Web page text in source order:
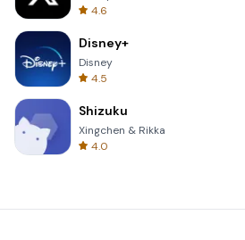
4.6
Disney+
Disney
4.5
Shizuku
Xingchen & Rikka
4.0